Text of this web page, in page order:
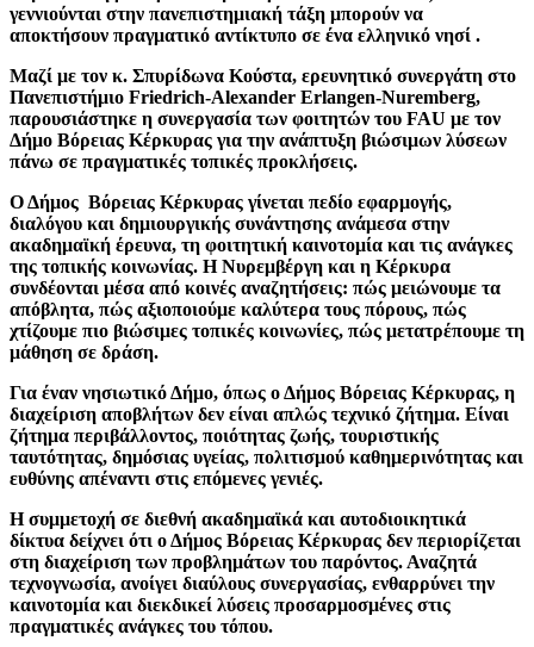
γεννιούνται στην πανεπιστημιακή τάξη μπορούν να
αποκτήσουν πραγματικό αντίκτυπο σε ένα ελληνικό νησί .
Μαζί με τον κ. Σπυρίδωνα Κούστα, ερευνητικό συνεργάτη στο
Πανεπιστήμιο Friedrich-Alexander Erlangen-Nuremberg,
παρουσιάστηκε η συνεργασία των φοιτητών του FAU με τον
Δήμο Βόρειας Κέρκυρας για την ανάπτυξη βιώσιμων λύσεων
πάνω σε πραγματικές τοπικές προκλήσεις.
Ο Δήμος Βόρειας Κέρκυρας γίνεται πεδίο εφαρμογής,
διαλόγου και δημιουργικής συνάντησης ανάμεσα στην
ακαδημαϊκή έρευνα, τη φοιτητική καινοτομία και τις ανάγκες
της τοπικής κοινωνίας. Η Νυρεμβέργη και η Κέρκυρα
συνδέονται μέσα από κοινές αναζητήσεις: πώς μειώνουμε τα
απόβλητα, πώς αξιοποιούμε καλύτερα τους πόρους, πώς
χτίζουμε πιο βιώσιμες τοπικές κοινωνίες, πώς μετατρέπουμε τη
μάθηση σε δράση.
Για έναν νησιωτικό Δήμο, όπως ο Δήμος Βόρειας Κέρκυρας, η
διαχείριση αποβλήτων δεν είναι απλώς τεχνικό ζήτημα. Είναι
ζήτημα περιβάλλοντος, ποιότητας ζωής, τουριστικής
ταυτότητας, δημόσιας υγείας, πολιτισμού καθημερινότητας και
ευθύνης απέναντι στις επόμενες γενιές.
Η συμμετοχή σε διεθνή ακαδημαϊκά και αυτοδιοικητικά
δίκτυα δείχνει ότι ο Δήμος Βόρειας Κέρκυρας δεν περιορίζεται
στη διαχείριση των προβλημάτων του παρόντος. Αναζητά
τεχνογνωσία, ανοίγει διαύλους συνεργασίας, ενθαρρύνει την
καινοτομία και διεκδικεί λύσεις προσαρμοσμένες στις
πραγματικές ανάγκες του τόπου.